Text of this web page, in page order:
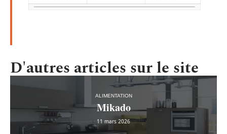
D'autres articles sur le site
ALIMENTATION
Mikado
11 mars 2026